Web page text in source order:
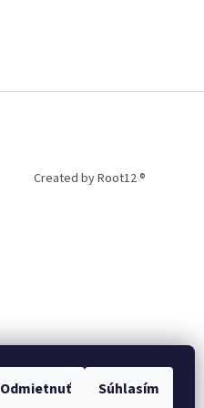
Odmietnuť Súhlasím
Created by Root12 ®